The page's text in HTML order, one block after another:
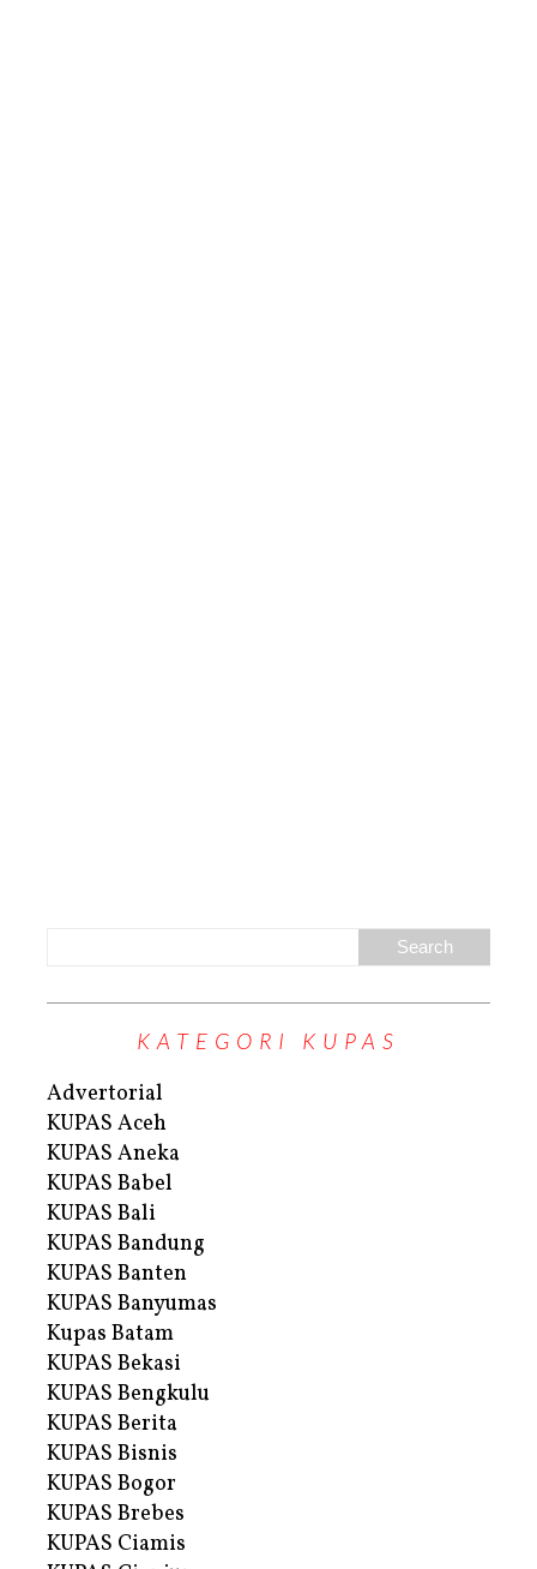
KATEGORI KUPAS
Advertorial
KUPAS Aceh
KUPAS Aneka
KUPAS Babel
KUPAS Bali
KUPAS Bandung
KUPAS Banten
KUPAS Banyumas
Kupas Batam
KUPAS Bekasi
KUPAS Bengkulu
KUPAS Berita
KUPAS Bisnis
KUPAS Bogor
KUPAS Brebes
KUPAS Ciamis